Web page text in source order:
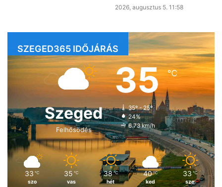
2026, augusztus 5. 11:58
SZEGED365 IDŐJÁRÁS
Szeged
Felhősödés
35℃
35º - 25º
24%
6.73 km/h
33 ℃
szo
35 ℃
vas
38 ℃
hét
40 ℃
ked
33 ℃
sze